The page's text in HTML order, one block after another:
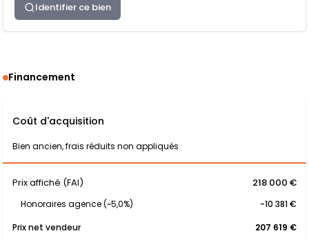
Identifier ce bien
Financement
Coût d'acquisition
Bien ancien, frais réduits non appliqués
Prix affiché (FAI) 218 000 €
Honoraires agence (~5,0%)
-10 381 €
Prix net vendeur
207 619 €